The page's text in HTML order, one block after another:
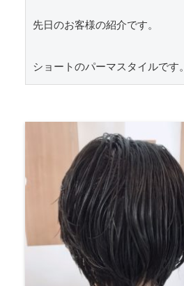
先日のお客様の紹介です。
ショートのパーマスタイルです。